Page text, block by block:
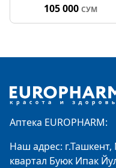
105 000 СУМ
Аптека EUROPHARM:
Наш адрес:
квартал Буюк Ипак